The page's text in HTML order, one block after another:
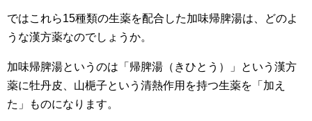
ではこれら15種類の生薬を配合した加味帰脾湯は、どのよ
うな漢方薬なのでしょうか。
加味帰脾湯というのは「帰脾湯（きひとう）」という漢方
薬に牡丹皮、山梔子という清熱作用を持つ生薬を「加え
た」ものになります。